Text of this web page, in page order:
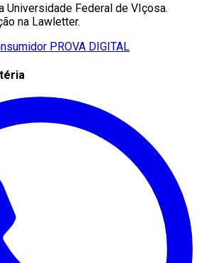
Universidade Federal de VIçosa.
na Lawletter.
PROVA DIGITAL